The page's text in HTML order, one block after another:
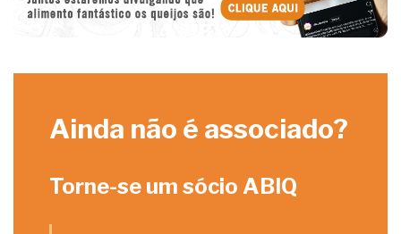
Ainda não é associado?
Torne-se um sócio ABIQ